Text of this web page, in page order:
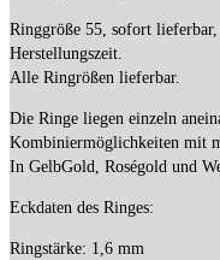
Ringgröße 55, sofort
Herstellungszeit.
Alle Ringrößen lieferbar.
Die Ringe liegen einzeln
Kombiniermöglichkeiten mit
In GelbGold, Roségold und
Eckdaten des Ringes:
Ringstärke: 1,6 mm